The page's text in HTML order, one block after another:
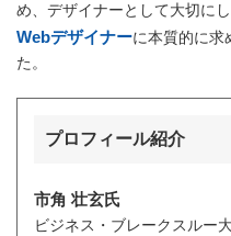
め、デザイナーとして大切に
Webデザイナーに本質的に求
た。
プロフィール紹介
市角 壮玄氏
ビジネス・ブレークスルー